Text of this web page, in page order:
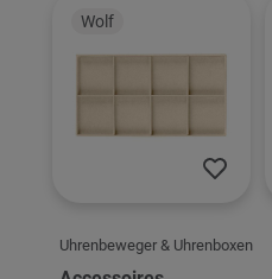
Wolf
Uhrenbeweger & Uhrenboxen